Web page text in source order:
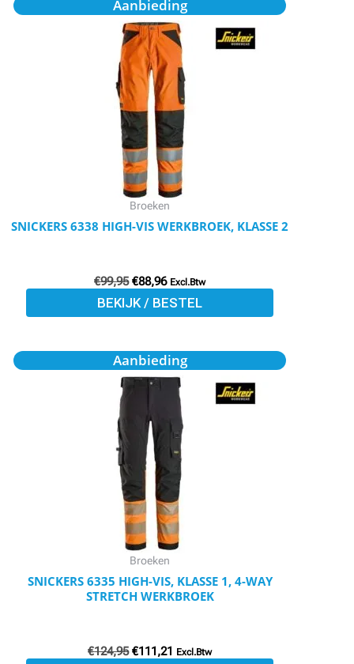
Aanbieding
Broeken
SNICKERS 6338 HIGH-VIS WERKBROEK, KLASSE 2
€99,95
prijs
was:
€99,95.
€88,96
prijs
is:
€88,96.
Excl.Btw
BEKIJK / BESTEL
product
heeft
meerdere
variaties.
Deze
optie
kan
gekozen
worden
op
Aanbieding
Broeken
SNICKERS 6335 HIGH-VIS, KLASSE 1, 4-WAY
STRETCH WERKBROEK
€124,95
Oorspronkelijke
prijs
was:
€111,21
Huidige
prijs
is:
€111,21.
Excl.Btw
Dit
product
heeft
meerdere
variaties.
Deze
optie
kan
gekozen
worden
op
de